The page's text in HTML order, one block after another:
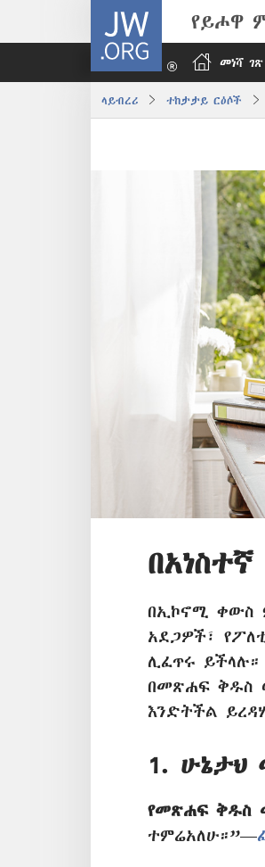
JW.ORG የይሖዋ
መነሻ ገጽ
ላይብረሪ ተከታታይ ርዕሶች
በኢኮኖሚ ቀውስ
አደጋዎች፣
ሊፈጥሩ
በመጽሐፍ ቅዱስ
እንድትችል
1. ሁኔታህ
የመጽሐፍ ቅዱስ
ተምሬአለሁ።”—